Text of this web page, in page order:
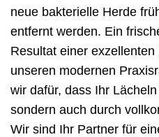
neue bakterielle Herde
entfernt werden. Ein
Resultat einer
unseren modernen
wir dafür, dass Ihr
sondern auch durch
Wir sind Ihr Partner für